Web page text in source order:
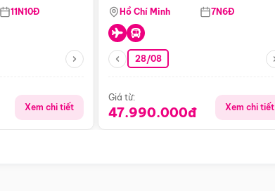
11N10Đ
Xem chi tiết
Airways)
Hồ Chí Minh 7N6Đ
28/08
Giá từ:
47.990.000đ Xem chi tiết